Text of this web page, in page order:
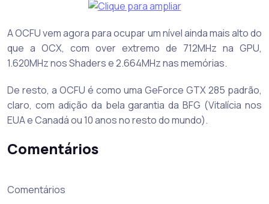
A OCFU vem agora para ocupar um nível ainda mais alto do
que a OCX, com over extremo de 712MHz na GPU,
1.620MHz nos Shaders e 2.664MHz nas memórias.
De resto, a OCFU é como uma GeForce GTX 285 padrão,
claro, com adição da bela garantia da BFG (Vitalícia nos
EUA e Canadá ou 10 anos no resto do mundo).
Comentários
Comentários